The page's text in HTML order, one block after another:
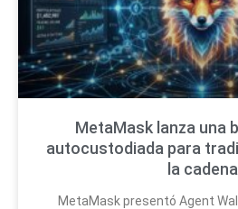
MetaMask lanza una
autocustodiada para
la cadena
MetaMask presentó Agent